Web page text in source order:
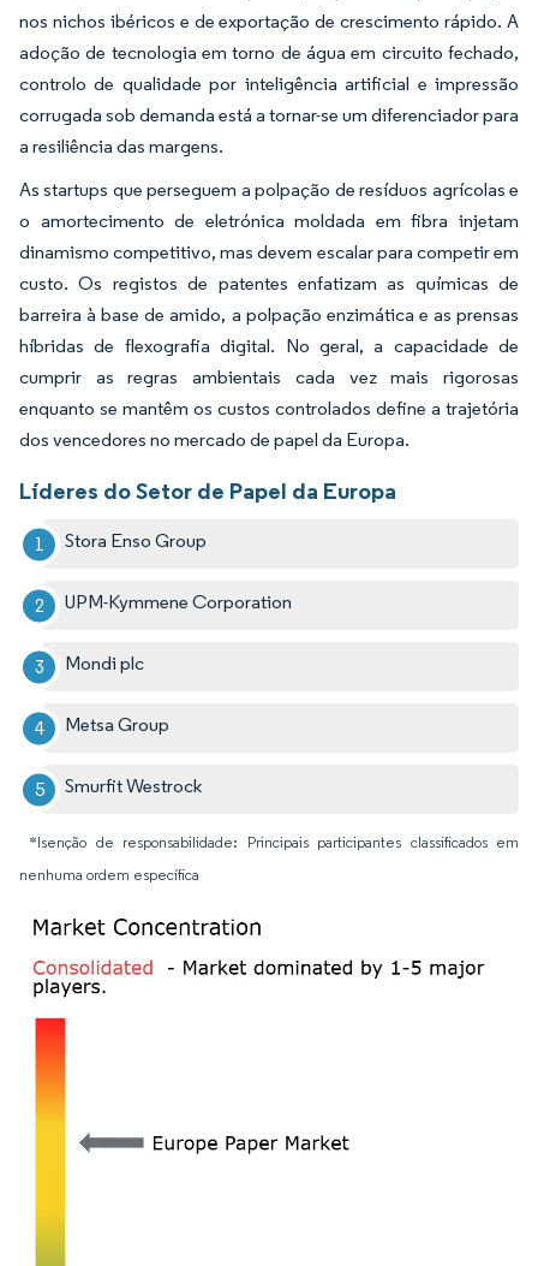
nos nichos ibéricos e de exportação de crescimento rápido. A
adoção de tecnologia em torno de água em circuito fechado,
controlo de qualidade por inteligência artificial e impressão
corrugada sob demanda está a tornar-se um diferenciador para
a resiliência das margens.
As startups que perseguem a polpação de resíduos agrícolas e
o amortecimento de eletrónica moldada em fibra injetam
dinamismo competitivo, mas devem escalar para competir em
custo. Os registos de patentes enfatizam as químicas de
barreira à base de amido, a polpação enzimática e as prensas
híbridas de flexografia digital. No geral, a capacidade de
cumprir as regras ambientais cada vez mais rigorosas
enquanto se mantêm os custos controlados define a trajetória
dos vencedores no mercado de papel da Europa.
Líderes do Setor de Papel da Europa
Stora Enso Group
UPM-Kymmene Corporation
Mondi plc
Metsa Group
Smurfit Westrock
*Isenção de responsabilidade: Principais participantes classificados em
nenhuma ordem específica